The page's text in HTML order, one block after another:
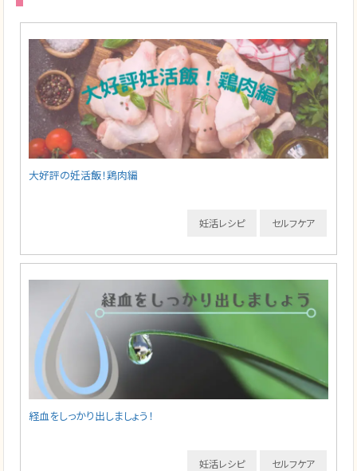
大好評の妊活飯！鶏肉編
セルフケア
妊活レシピ
経血をしっかり出しましょう！
セルフケア
妊活レシピ